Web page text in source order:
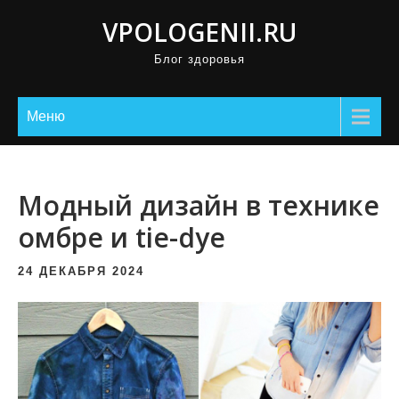
VPOLOGENII.RU
Блог здоровья
Меню
Модный дизайн в технике
омбре и tie-dye
24 ДЕКАБРЯ 2024